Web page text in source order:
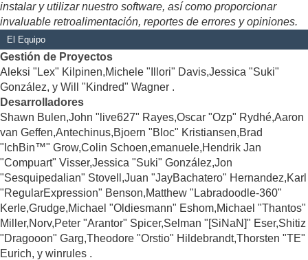
instalar y utilizar nuestro software, así como proporcionar
invaluable retroalimentación, reportes de errores y opiniones.
El Equipo
Gestión de Proyectos
Aleksi "Lex" Kilpinen,Michele "Illori" Davis,Jessica "Suki"
González, y Will "Kindred" Wagner .
Desarrolladores
Shawn Bulen,John "live627" Rayes,Oscar "Ozp" Rydhé,Aaron
van Geffen,Antechinus,Bjoern "Bloc" Kristiansen,Brad
"IchBin™" Grow,Colin Schoen,emanuele,Hendrik Jan
"Compuart" Visser,Jessica "Suki" González,Jon
"Sesquipedalian" Stovell,Juan "JayBachatero" Hernandez,Karl
"RegularExpression" Benson,Matthew "Labradoodle-360"
Kerle,Grudge,Michael "Oldiesmann" Eshom,Michael "Thantos"
Miller,Norv,Peter "Arantor" Spicer,Selman "[SiNaN]" Eser,Shitiz
"Dragooon" Garg,Theodore "Orstio" Hildebrandt,Thorsten "TE"
Eurich, y winrules .